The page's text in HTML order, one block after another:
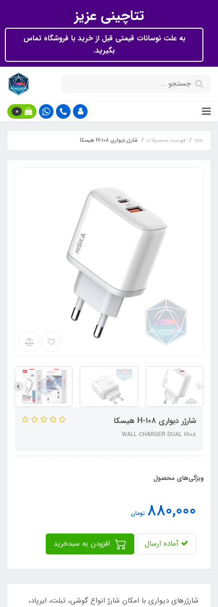
تتاچینی عزیز
به علت نوسانات قیمتی قبل از خرید با فروشگاه تماس
بگیرید.
0
خانه فهرست محصولات شارژر دیواری H-108 هیسکا
شارژر دیواری H-108 هیسکا
WALL CHARGER DUAL H108
ویژگی‌های محصول
880,000 تومان
آماده ارسال
شارژرهای دیواری با امکان شارژ انواع گوشی، تبلت، ایرپاد،